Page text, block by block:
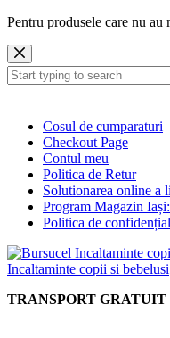
Pentru produsele care nu
Sari
la
conținut
rezultatCosul de cumparaturi
Checkout Page
Contul meu
Politica de Retur
Solutionarea online a
Program Magazin
Politica de
Incaltaminte copii si bebelusi
TRANSPORT GRATUIT